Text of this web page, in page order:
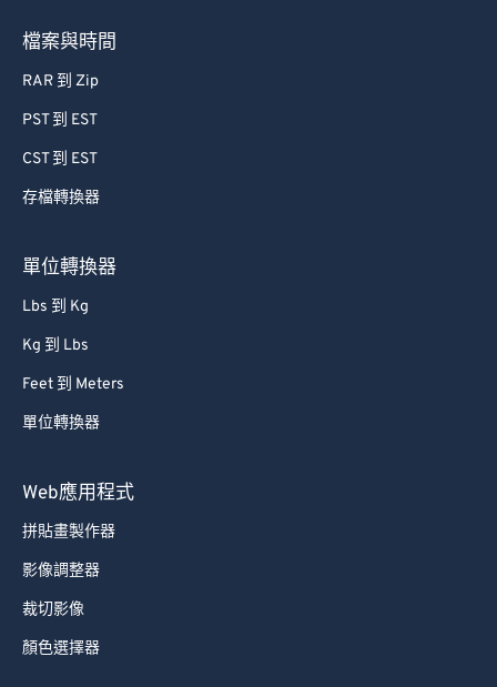
檔案與時間
RAR 到 Zip
PST 到 EST
CST 到 EST
存檔轉換器
單位轉換器
Lbs 到 Kg
Kg 到 Lbs
Feet 到 Meters
單位轉換器
Web應用程式
拼貼畫製作器
影像調整器
裁切影像
顏色選擇器